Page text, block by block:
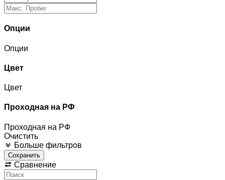
Опции
Опции
Цвет
Цвет
Проходная на РФ
Проходная на РФ
Очистить
Больше фильтров
Сохранить
Сравнение